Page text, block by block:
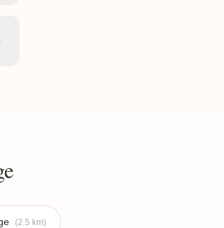
(2.5 km)